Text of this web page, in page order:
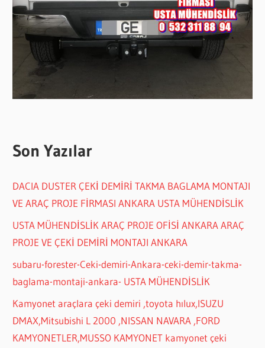
Son Yazılar
DACIA DUSTER ÇEKİ DEMİRİ TAKMA BAGLAMA MONTAJI
VE ARAÇ PROJE FİRMASI ANKARA USTA MÜHENDİSLİK
USTA MÜHENDİSLİK ARAÇ PROJE OFİSİ ANKARA ARAÇ
PROJE VE ÇEKİ DEMİRİ MONTAJI ANKARA
subaru-forester-Ceki-demiri-Ankara-ceki-demir-takma-
baglama-montaji-ankara- USTA MÜHENDİSLİK
Kamyonet araçlara çeki demiri ,toyota hılux,ISUZU
DMAX,Mitsubishi L 2000 ,NISSAN NAVARA ,FORD
KAMYONETLER,MUSSO KAMYONET kamyonet çeki